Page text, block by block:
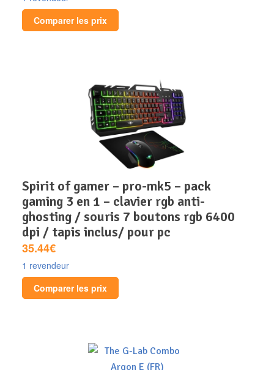
Comparer les prix
spirit of gamer – pro-mk5 – pack
gaming 3 en 1 – clavier rgb anti-
ghosting / souris 7 boutons rgb 6400
dpi / tapis inclus/ pour pc
35.44€
1 revendeur
Comparer les prix